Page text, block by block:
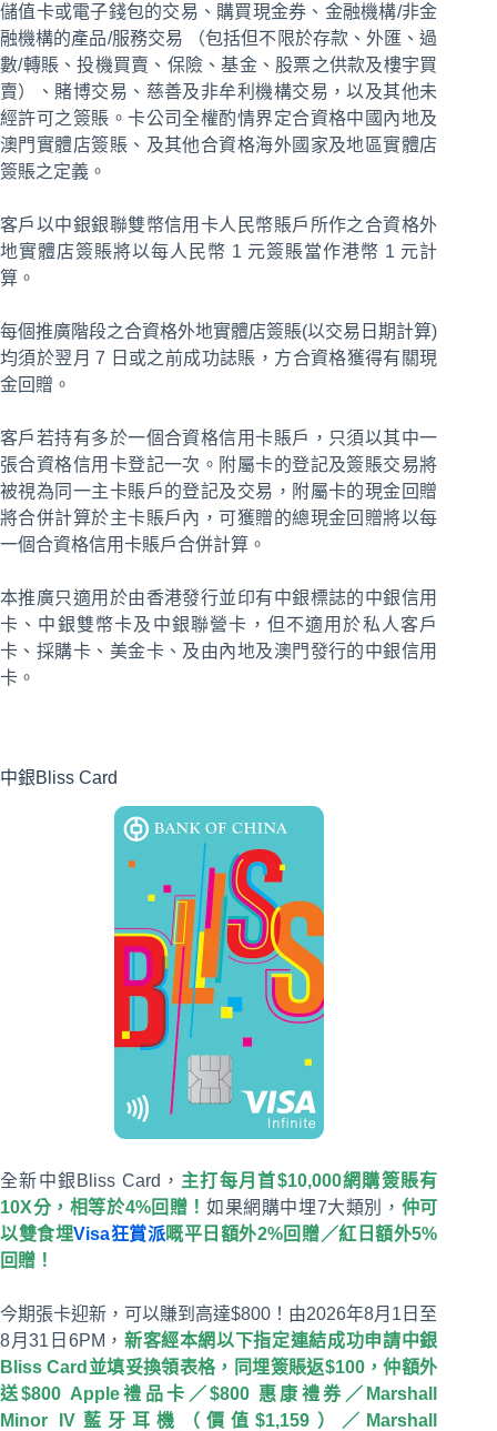
儲值卡或電子錢包的交易、購買現金券、金融機構/非金
融機構的產品/服務交易 （包括但不限於存款、外匯、過
數/轉賬、投機買賣、保險、基金、股票之供款及樓宇買
賣）、賭博交易、慈善及非牟利機構交易，以及其他未
經許可之簽賬。卡公司全權酌情界定合資格中國內地及
澳門實體店簽賬、及其他合資格海外國家及地區實體店
簽賬之定義。
客戶以中銀銀聯雙幣信用卡人民幣賬戶所作之合資格外
地實體店簽賬將以每人民幣 1 元簽賬當作港幣 1 元計
算。
每個推廣階段之合資格外地實體店簽賬(以交易日期計算)
均須於翌月 7 日或之前成功誌賬，方合資格獲得有關現
金回贈。
客戶若持有多於一個合資格信用卡賬戶，只須以其中一
張合資格信用卡登記一次。附屬卡的登記及簽賬交易將
被視為同一主卡賬戶的登記及交易，附屬卡的現金回贈
將合併計算於主卡賬戶內，可獲贈的總現金回贈將以每
一個合資格信用卡賬戶合併計算。
本推廣只適用於由香港發行並印有中銀標誌的中銀信用
卡、中銀雙幣卡及中銀聯營卡，但不適用於私人客戶
卡、採購卡、美金卡、及由內地及澳門發行的中銀信用
卡。
中銀Bliss Card
全新中銀Bliss Card， 主打每月首$10,000網購簽賬有
10X分，相等於4%回贈 ！如果網購中埋7大類別， 仲可
以雙食埋Visa狂賞派嘅平日額外2%回贈／紅日額外5%
回贈！
今期張卡迎新，可以賺到高達$800！由2026年8月1日至
8月31日6PM， 新客經本網以下指定連結成功申請中銀
Bliss Card並填妥換領表格，同埋簽賬返$100，仲額外
送$800 Apple禮品卡／$800 惠康禮券／Marshall
Minor IV藍牙耳機（價值$1,159）／Marshall